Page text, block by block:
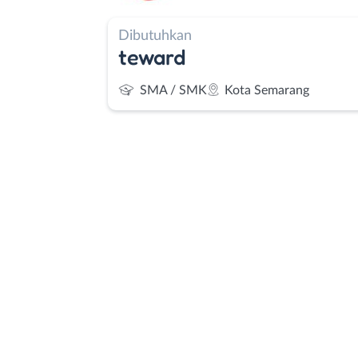
Dibutuhkan
teward
SMA / SMK Kota Semarang